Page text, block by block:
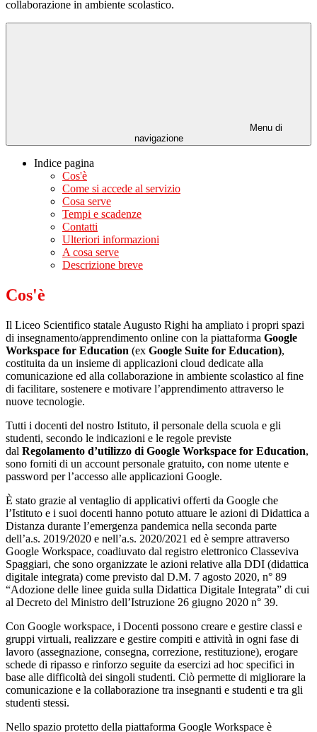
collaborazione in ambiente scolastico.
Menu di
navigazione
Indice pagina
Cos'è
Come si accede al servizio
Cosa serve
Tempi e scadenze
Contatti
Ulteriori informazioni
A cosa serve
Descrizione breve
Cos'è
Il Liceo Scientifico statale Augusto Righi ha ampliato i propri spazi
di insegnamento/apprendimento online con la piattaforma Google
Workspace for Education (ex Google Suite for Education),
costituita da un insieme di applicazioni cloud dedicate alla
comunicazione ed alla collaborazione in ambiente scolastico al fine
di facilitare, sostenere e motivare l’apprendimento attraverso le
nuove tecnologie.
Tutti i docenti del nostro Istituto, il personale della scuola e gli
studenti, secondo le indicazioni e le regole previste
dal Regolamento d’utilizzo di Google Workspace for Education,
sono forniti di un account personale gratuito, con nome utente e
password per l’accesso alle applicazioni Google.
È stato grazie al ventaglio di applicativi offerti da Google che
l’Istituto e i suoi docenti hanno potuto attuare le azioni di Didattica a
Distanza durante l’emergenza pandemica nella seconda parte
dell’a.s. 2019/2020 e nell’a.s. 2020/2021 ed è sempre attraverso
Google Workspace, coadiuvato dal registro elettronico Classeviva
Spaggiari, che sono organizzate le azioni relative alla DDI (didattica
digitale integrata) come previsto dal D.M. 7 agosto 2020, n° 89
“Adozione delle linee guida sulla Didattica Digitale Integrata” di cui
al Decreto del Ministro dell’Istruzione 26 giugno 2020 n° 39.
Con Google workspace, i Docenti possono creare e gestire classi e
gruppi virtuali, realizzare e gestire compiti e attività in ogni fase di
lavoro (assegnazione, consegna, correzione, restituzione), erogare
schede di ripasso e rinforzo seguite da esercizi ad hoc specifici in
base alle difficoltà dei singoli studenti. Ciò permette di migliorare la
comunicazione e la collaborazione tra insegnanti e studenti e tra gli
studenti stessi.
Nello spazio protetto della piattaforma Google Workspace è